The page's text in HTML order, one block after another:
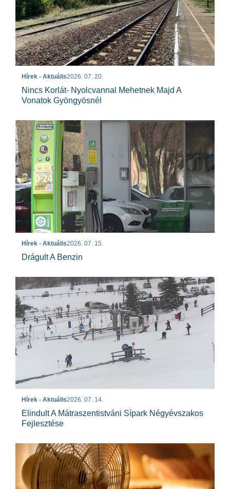
Hírek - Aktuális2026. 07. 20.
Nincs Korlát- Nyolcvannal Mehetnek Majd A
Vonatok Gyöngyösnél
Hírek - Aktuális2026. 07. 15.
Drágult A Benzin
Hírek - Aktuális2026. 07. 14.
Elindult A Mátraszentistváni Sípark Négyévszakos
Fejlesztése